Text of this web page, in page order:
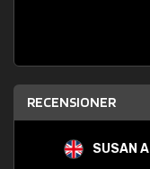
RECENSIONER
SUSAN A